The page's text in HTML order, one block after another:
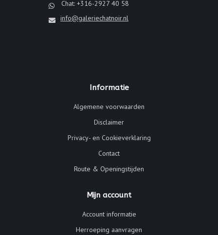
Chat: +316-2927 40 58
info@galeriechatnoir.nl
Informatie
Algemene voorwaarden
Disclaimer
Privacy- en Cookieverklaring
Contact
Route & Openingstijden
Mijn account
Account informatie
Herroeping aanvragen